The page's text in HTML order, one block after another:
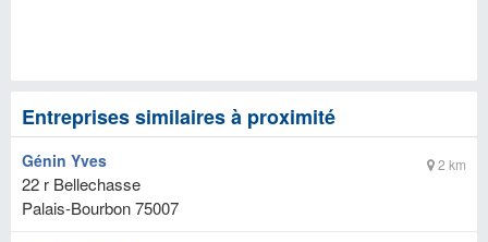
Entreprises similaires à proximité
2 km
Génin Yves
22 r Bellechasse
Palais-Bourbon75007